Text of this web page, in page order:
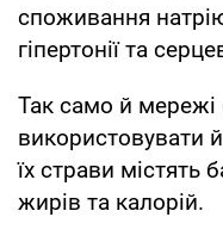
споживання
гіпертонії та
Так само й мережі
використовувати
їх страви містять
жирів та калорій.